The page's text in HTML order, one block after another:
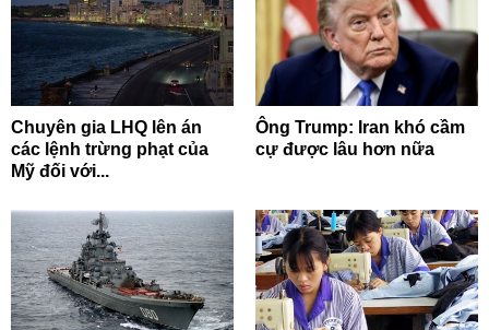
Chuyên gia LHQ lên án
các lệnh trừng phạt của
Mỹ đối với...
Ông Trump: Iran khó cầm
cự được lâu hơn nữa